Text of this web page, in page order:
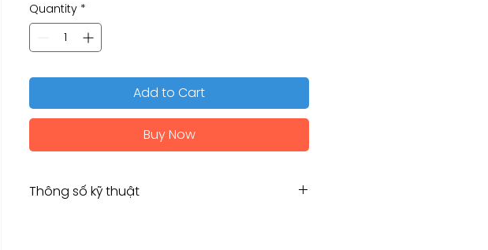
Quantity *
Add to Cart
Buy Now
Thông số kỹ thuật